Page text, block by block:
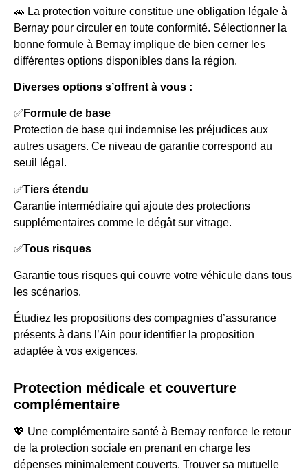
🚗 La protection voiture constitue une obligation légale à
Bernay pour circuler en toute conformité. Sélectionner la
bonne formule à Bernay implique de bien cerner les
différentes options disponibles dans la région.
Diverses options s’offrent à vous :
✅ Formule de base
Protection de base qui indemnise les préjudices aux
autres usagers. Ce niveau de garantie correspond au
seuil légal.
✅Tiers étendu
Garantie intermédiaire qui ajoute des protections
supplémentaires comme le dégât sur vitrage.
✅Tous risques
Garantie tous risques qui couvre votre véhicule dans tous
les scénarios.
Étudiez les propositions des compagnies d’assurance
présents à dans l’Ain pour identifier la proposition
adaptée à vos exigences.
Protection médicale et couverture
complémentaire
💖 Une complémentaire santé à Bernay renforce le retour
de la protection sociale en prenant en charge les
dépenses minimalement couverts. Trouver sa mutuelle